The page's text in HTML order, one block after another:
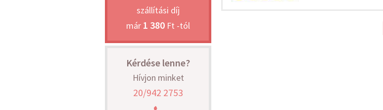
szállítási díj
már 1 380 Ft -tól
Kérdése lenne?
Hívjon minket
20/942 2753